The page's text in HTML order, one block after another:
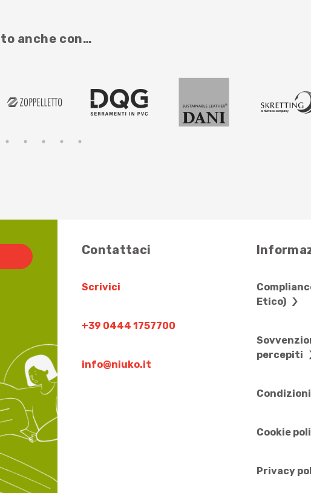
anche con…
Contattaci
Scrivici
+39 0444 1757700
info@niuko.it
Etico)
percepiti
Cookie
Privacy